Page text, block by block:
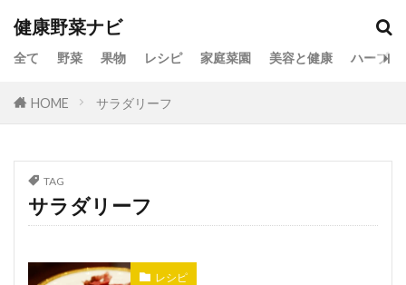
健康野菜ナビ
全て 野菜 果物 レシピ 家庭菜園 美容と健康 ハーブ
HOME サラダリーフ
TAG
サラダリーフ
レシピ